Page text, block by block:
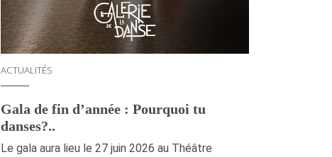
ACTUALITÉS
Gala de fin d’année : Pourquoi tu
danses?..
Le gala aura lieu le 27 juin 2026 au Théâtre